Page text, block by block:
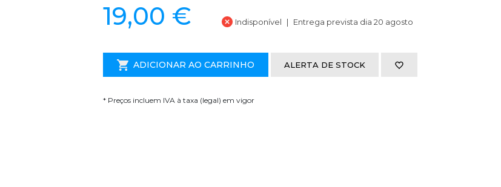
19,00 € Indisponível Entrega prevista dia 20 agosto
ADICIONAR AO CARRINHO ALERTA DE STOCK
* Preços incluem IVA à taxa (legal) em vigor